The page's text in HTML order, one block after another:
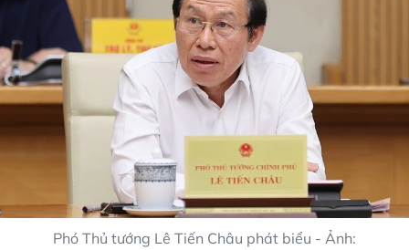
Phó Thủ tướng Lê Tiến Châu phát biểu - Ảnh: